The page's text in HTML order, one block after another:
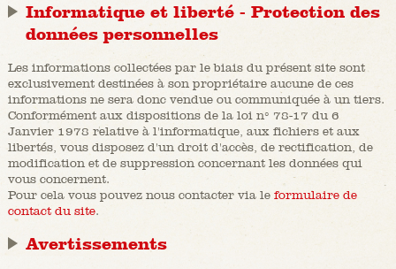
Informatique et liberté - Protection des
données personnelles
Les informations collectées par le biais du présent site sont
exclusivement destinées à son propriétaire aucune de ces
informations ne sera donc vendue ou communiquée à un tiers.
Conformément aux dispositions de la loi n° 78-17 du 6
Janvier 1978 relative à l'informatique, aux fichiers et aux
libertés, vous disposez d'un droit d'accès, de rectification, de
modification et de suppression concernant les données qui
vous concernent.
Pour cela vous pouvez nous contacter via le formulaire de
contact du site.
Avertissements